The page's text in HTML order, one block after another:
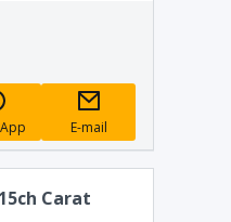
E-mail
Carat